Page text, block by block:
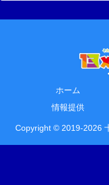
ホーム
情報提供
Copyright © 2019-2026